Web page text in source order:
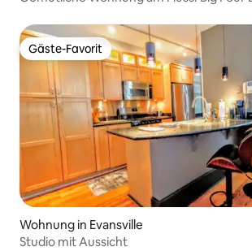
Gäste-Favorit
Gäste-Favorit
Wohnung in Evansville
Studio mit Aussicht